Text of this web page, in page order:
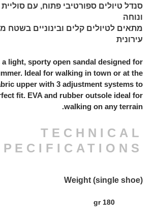
ונוחה
מתאים לטיולים קלים ובינוניים בשטח
עירונית
a light, sporty open sandal designed for
Ideal for walking in town or at the
upper with 3 adjustment systems to
fit. EVA and rubber outsole ideal for
walking on any terrain.
TECHNICAL
Weight (single shoe)
180 gr